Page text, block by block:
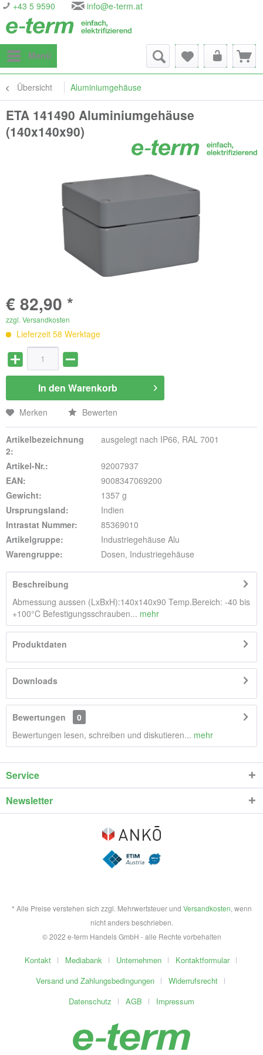
+43 5 9590 info@e-term.at
Menü
Übersicht Aluminiumgehäuse
ETA 141490 Aluminiumgehäuse
(140x140x90)
€ 82,90 *
zzgl. Versandkosten
Lieferzeit 58 Werktage
In den Warenkorb
Merken Bewerten
Artikelbezeichnung
2:
ausgelegt nach IP66, RAL 7001
Artikel-Nr.:
92007937
EAN:
9008347069200
Gewicht:
1357 g
Ursprungsland:
Indien
Intrastat Nummer:
85369010
Artikelgruppe:
Industriegehäuse Alu
Warengruppe:
Dosen, Industriegehäuse
Beschreibung
Abmessung aussen (LxBxH):140x140x90 Temp.Bereich: -40 bis
+100°C Befestigungsschrauben... mehr
Produktdaten
Downloads
Bewertungen
0
Bewertungen lesen, schreiben und diskutieren... mehr
Service
Newsletter
* Alle Preise verstehen sich zzgl. Mehrwertsteuer und Versandkosten, wenn
nicht anders beschrieben.
© 2022 e-term Handels GmbH - alle Rechte vorbehalten
Kontakt Mediabank Unternehmen
Kontaktformular
Versand und Zahlungsbedingungen
Widerrufsrecht
Datenschutz
AGB Impressum